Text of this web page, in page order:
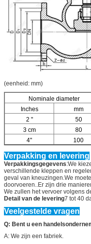
(eenheid: mm)
Nominale diameter
Inches
mm
2 "
50
3 cm
80
4"
100
Verpakking en levering
Verpakkingsgegevens:We
verschillende kleppen en
geval van kneuzingen.We
doorvoeren..Er zijn drie
We zullen het vervoer volgens
Detail van de levering7 tot 40
Veelgestelde vragen
Q: Bent u een
A: We zijn een fabriek.